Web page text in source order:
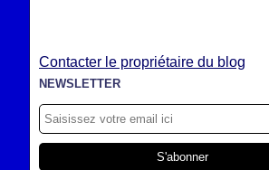
Contacter le propriétaire du blog
NEWSLETTER